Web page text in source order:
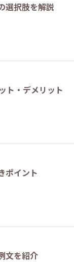
選択肢を解説
ト・デメリット
ポイント
文を紹介